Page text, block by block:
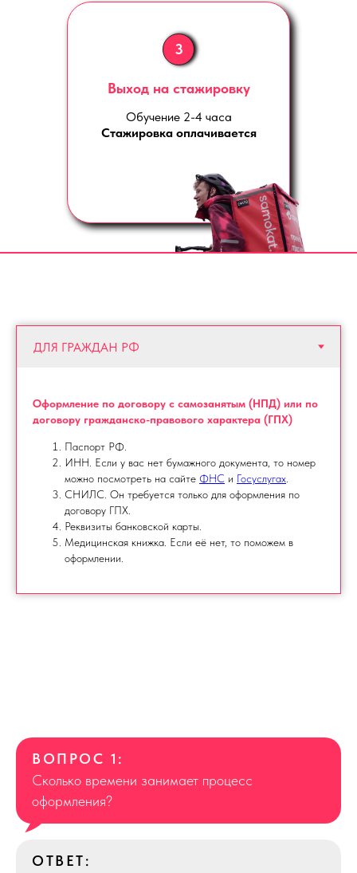
3
Выход на стажировку
Обучение 2-4 часа
Стажировка оплачивается
Оформление по договору с самозанятым (НПД) или по
договору гражданско-правового характера (ГПХ)
Паспорт РФ.
ИНН. Если у вас нет бумажного документа, то номер
можно посмотреть на сайте ФНС и Госуслугах
СНИЛС. Он требуется только для оформления по
договору ГПХ.
Реквизиты банковской карты.
Медицинская книжка. Если её нет, то поможем в
оформлении.
ВОПРОС 1:
Сколько времени занимает процесс
оформления?
ОТВЕТ: